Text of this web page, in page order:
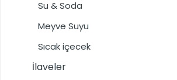
Su & Soda
Meyve Suyu
Sıcak içecek
İlaveler